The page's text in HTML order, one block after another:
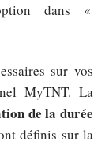
dans «
sur vos
MyTNT. La
de la durée
définis sur la